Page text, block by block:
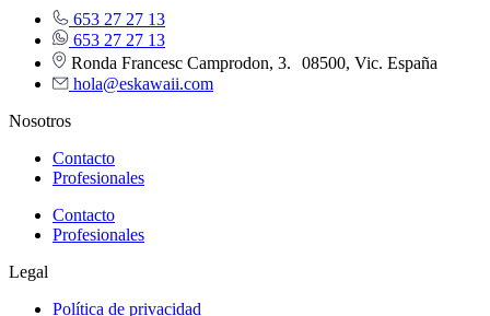
653 27 27 13
653 27 27 13
Ronda Francesc Camprodon, 3. 08500, Vic. España
hola@eskawaii.com
Nosotros
Contacto
Profesionales
Contacto
Profesionales
Legal
Política de privacidad